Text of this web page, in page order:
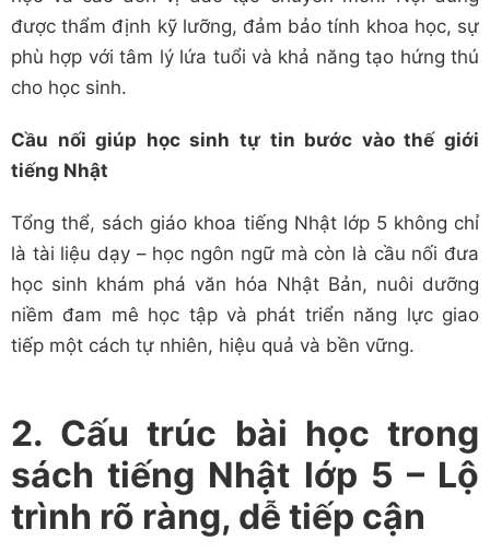
được thẩm định kỹ lưỡng, đảm bảo tính khoa học, sự
phù hợp với tâm lý lứa tuổi và khả năng tạo hứng thú
cho học sinh.
Cầu nối giúp học sinh tự tin bước vào thế giới
tiếng Nhật
Tổng thể, sách giáo khoa tiếng Nhật lớp 5 không chỉ
là tài liệu dạy – học ngôn ngữ mà còn là cầu nối đưa
học sinh khám phá văn hóa Nhật Bản, nuôi dưỡng
niềm đam mê học tập và phát triển năng lực giao
tiếp một cách tự nhiên, hiệu quả và bền vững.
2. Cấu trúc bài học trong
sách tiếng Nhật lớp 5 – Lộ
trình rõ ràng, dễ tiếp cận